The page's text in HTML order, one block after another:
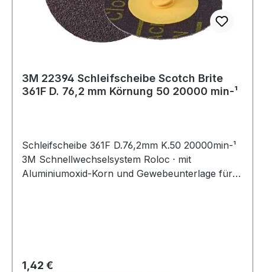
3M 22394 Schleifscheibe Scotch Brite
361F D. 76,2 mm Körnung 50 20000 min-¹
Schleifscheibe 361F D.76,2mm K.50 20000min-¹
3M Schnellwechselsystem Roloc · mit
Aluminiumoxid-Korn und Gewebeunterlage für
Regulärer Preis:
1,42 €